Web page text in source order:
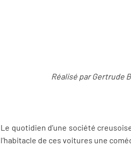
Réalisé par Gertrude
Le quotidien d’une société
l’habitacle de ces voitures une